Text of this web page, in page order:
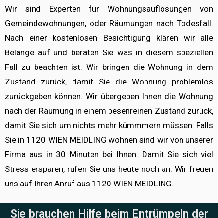
Wir sind Experten für Wohnungsauflösungen von
Gemeindewohnungen, oder Räumungen nach Todesfall.
Nach einer kostenlosen Besichtigung klären wir alle
Belange auf und beraten Sie was in diesem speziellen
Fall zu beachten ist. Wir bringen die Wohnung in dem
Zustand zurück, damit Sie die Wohnung problemlos
zurückgeben können. Wir übergeben Ihnen die Wohnung
nach der Räumung in einem besenreinen Zustand zurück,
damit Sie sich um nichts mehr kümmmern müssen. Falls
Sie in 1120 WIEN MEIDLING wohnen sind wir von unserer
Firma aus in 30 Minuten bei Ihnen. Damit Sie sich viel
Stress ersparen, rufen Sie uns heute noch an. Wir freuen
uns auf Ihren Anruf aus 1120 WIEN MEIDLING.
Sie brauchen Hilfe beim Entrümpeln der